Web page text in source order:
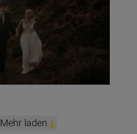
Mehr laden